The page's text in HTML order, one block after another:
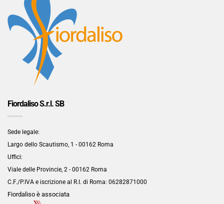
Fiordaliso S.r.l. SB
Sede legale:
Largo dello Scautismo, 1 - 00162 Roma
Uffici:
Viale delle Provincie, 2 - 00162 Roma
C.F./P.IVA e iscrizione al R.I. di Roma: 06282871000
Fiordaliso è associata